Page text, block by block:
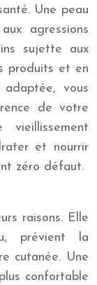
Une peau
agressions
sujette aux
produits et en
adaptée, vous
de votre
et nourrir
zéro défaut.
raisons. Elle
prévient la
cutanée. Une
confortable